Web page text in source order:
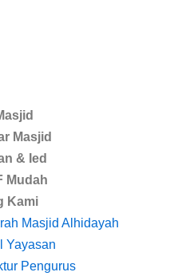
Masjid
& Ied
Mudah
Kami
Masjid Alhidayah
Yayasan
Pengurus